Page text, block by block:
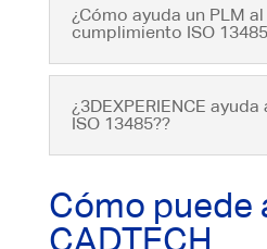
¿Cómo ayuda un PLM al
cumplimiento ISO
¿3DEXPERIENCE
ISO 13485??
Cómo puede
CADTECH